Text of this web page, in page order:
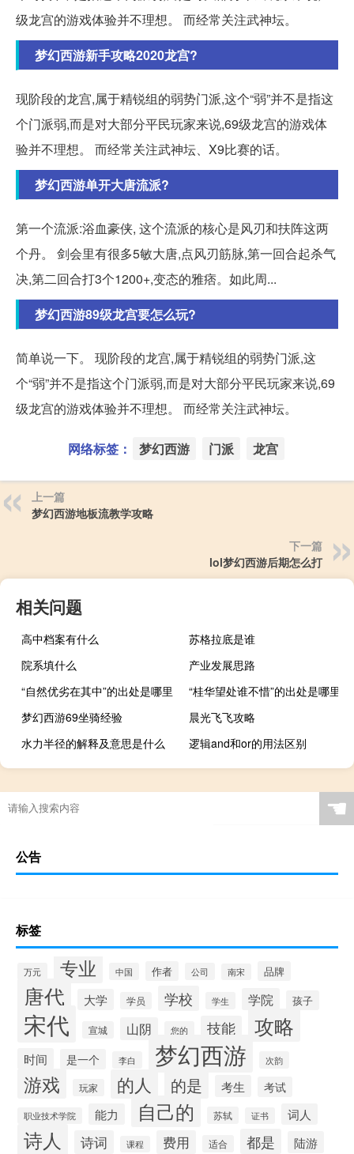
级龙宫的游戏体验并不理想。 而经常关注武神坛。
梦幻西游新手攻略2020龙宫?
现阶段的龙宫,属于精锐组的弱势门派,这个“弱”并不是指这
个门派弱,而是对大部分平民玩家来说,69级龙宫的游戏体
验并不理想。 而经常关注武神坛、X9比赛的话。
梦幻西游单开大唐流派?
第一个流派:浴血豪侠, 这个流派的核心是风刃和扶阵这两
个丹。 剑会里有很多5敏大唐,点风刃筋脉,第一回合起杀气
决,第二回合打3个1200+,变态的雅痞。如此周...
梦幻西游89级龙宫要怎么玩?
简单说一下。 现阶段的龙宫,属于精锐组的弱势门派,这
个“弱”并不是指这个门派弱,而是对大部分平民玩家来说,69
级龙宫的游戏体验并不理想。 而经常关注武神坛。
网络标签： 梦幻西游 门派 龙宫
上一篇
梦幻西游地板流教学攻略
下一篇
lol梦幻西游后期怎么打
相关问题
高中档案有什么
苏格拉底是谁
院系填什么
产业发展思路
“自然优劣在其中”的出处是哪里
“桂华望处谁不惜”的出处是哪里
梦幻西游69坐骑经验
晨光飞飞攻略
水力半径的解释及意思是什么
逻辑and和or的用法区别
☚
公告
标签
万元 专业 中国 作者 公司 南宋 品牌
唐代 大学 学员 学校 学生 学院 孩子
宋代 宣城 山阴 您的 技能 攻略
时间 是一个 李白 梦幻西游 次韵
游戏 玩家 的人 的是 考生 考试
职业技术学院 能力 自己的 苏轼 证书 词人
诗人 诗词 课程 费用 适合 都是 陆游